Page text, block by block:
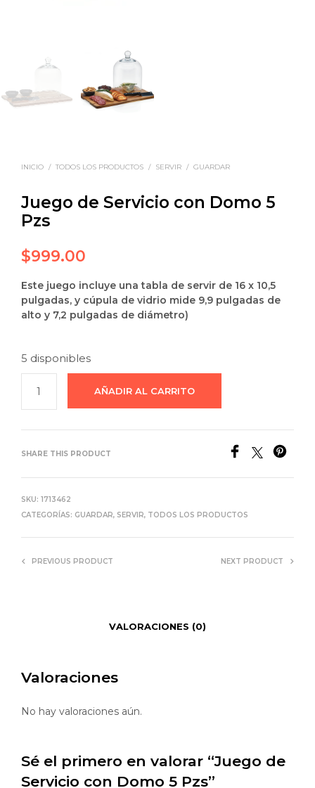
INICIO / TODOS LOS PRODUCTOS / SERVIR / GUARDAR
Juego de Servicio con Domo 5
Pzs
$999.00
Este juego incluye una tabla de servir de 16 x 10,5
pulgadas, y cúpula de vidrio mide 9,9 pulgadas de
alto y 7,2 pulgadas de diámetro)
5 disponibles
AÑADIR AL CARRITO
SHARE THIS PRODUCT
SKU: 1713462
CATEGORÍAS: GUARDAR, SERVIR, TODOS LOS PRODUCTOS
PREVIOUS PRODUCT NEXT PRODUCT
VALORACIONES (0)
Valoraciones
No hay valoraciones aún.
Sé el primero en valorar “Juego de
Servicio con Domo 5 Pzs”